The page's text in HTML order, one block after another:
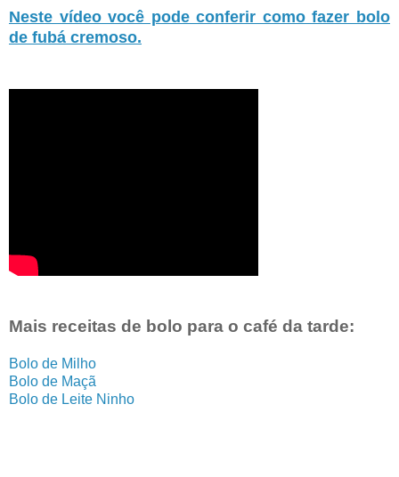
Neste vídeo você pode conferir como fazer bolo
de fubá cremoso.
Mais receitas de bolo para o café da tarde:
Bolo de Milho
Bolo de Maçã
Bolo de Leite Ninho